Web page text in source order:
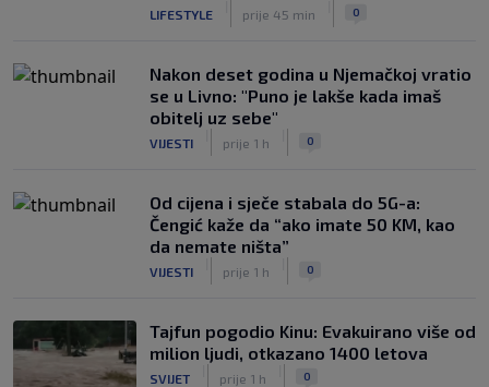
LIFESTYLE prije 45 min 0
Nakon deset godina u Njemačkoj vratio
se u Livno: "Puno je lakše kada imaš
obitelj uz sebe"
VIJESTI prije 1 h 0
Od cijena i sječe stabala do 5G-a:
Čengić kaže da “ako imate 50 KM, kao
da nemate ništa”
VIJESTI prije 1 h 0
Tajfun pogodio Kinu: Evakuirano više od
milion ljudi, otkazano 1400 letova
SVIJET prije 1 h 0